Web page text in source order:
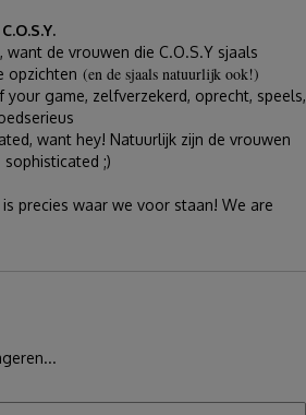
de vrouwen die C.O.S.Y sjaals
opzichten (en de sjaals natuurlijk ook!)
game, zelfverzekerd, oprecht, speels,
want hey! Natuurlijk zijn de vrouwen
;)
precies waar we voor staan! We are